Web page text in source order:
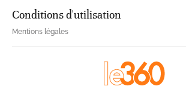
Conditions d'utilisation
Mentions légales